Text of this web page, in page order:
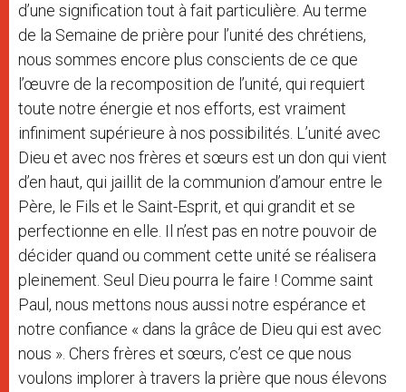
d’une signification tout à fait particulière. Au terme
de la Semaine de prière pour l’unité des chrétiens,
nous sommes encore plus conscients de ce que
l’œuvre de la recomposition de l’unité, qui requiert
toute notre énergie et nos efforts, est vraiment
infiniment supérieure à nos possibilités. L’unité avec
Dieu et avec nos frères et sœurs est un don qui vient
d’en haut, qui jaillit de la communion d’amour entre le
Père, le Fils et le Saint-Esprit, et qui grandit et se
perfectionne en elle. Il n’est pas en notre pouvoir de
décider quand ou comment cette unité se réalisera
pleinement. Seul Dieu pourra le faire ! Comme saint
Paul, nous mettons nous aussi notre espérance et
notre confiance « dans la grâce de Dieu qui est avec
nous ». Chers frères et sœurs, c’est ce que nous
voulons implorer à travers la prière que nous élevons